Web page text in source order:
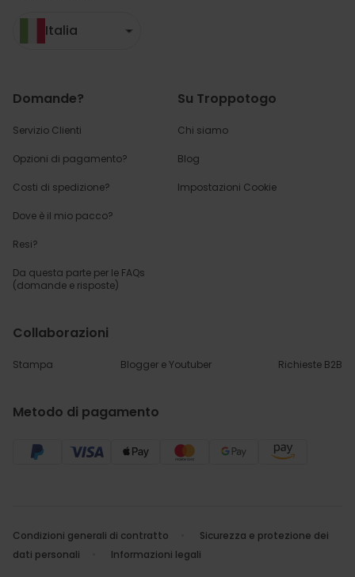
Italia
Domande?
Servizio Clienti
Opzioni di pagamento?
Costi di spedizione?
Dove è il mio pacco?
Resi?
Da questa parte per le FAQs
(domande e risposte)
Su Troppotogo
Chi siamo
Blog
Impostazioni Cookie
Collaborazioni
Stampa Blogger e Youtuber Richieste B2B
Metodo di pagamento
Condizioni generali di contratto
Sicurezza e protezione dei
dati personali
Informazioni legali